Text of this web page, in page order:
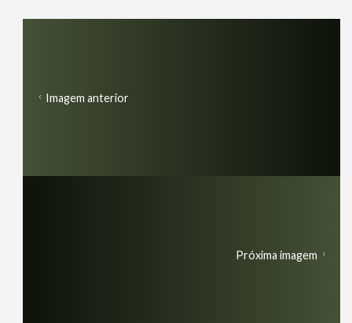
Imagem anterior
Próxima imagem